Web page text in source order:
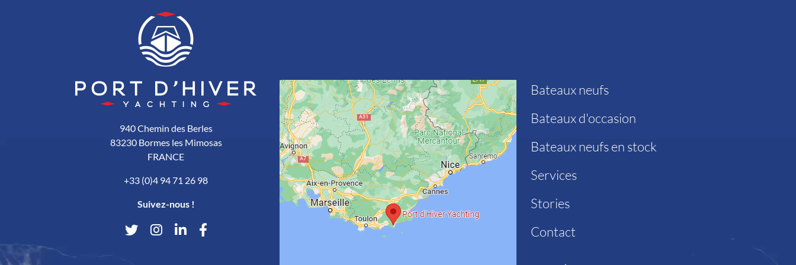
940 Chemin des Berles
83230 Bormes les Mimosas
FRANCE
+33 (0)4 94 71 26 98
Suivez-nous !
Bateaux neufs
Bateaux d'occasion
Bateaux neufs en stock
Services
Stories
Contact